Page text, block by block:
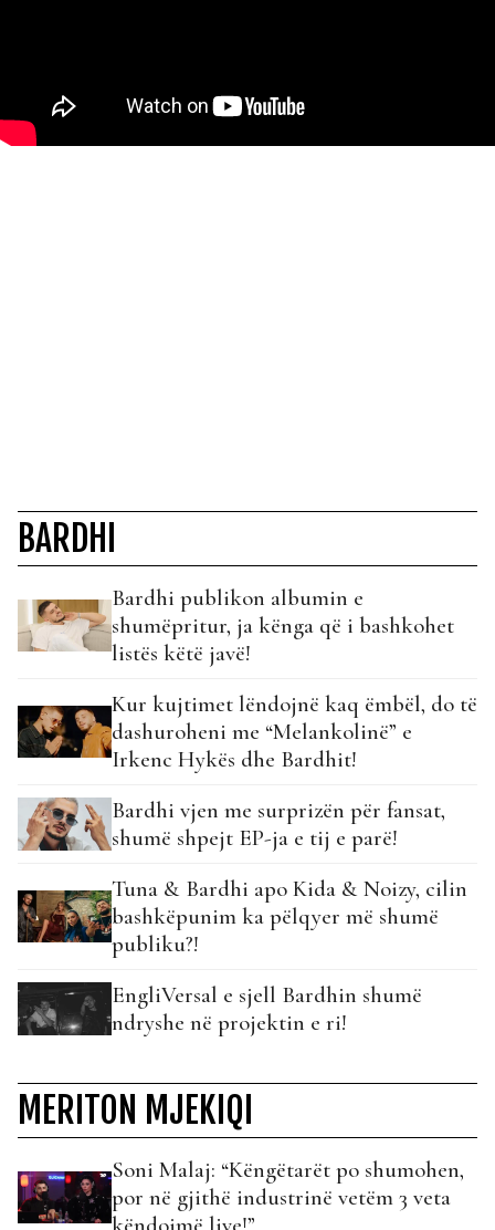
BARDHI
Bardhi publikon albumin e
shumëpritur, ja kënga që i bashkohet
listës këtë javë!
Kur kujtimet lëndojnë kaq ëmbël, do të
dashuroheni me “Melankolinë” e
Irkenc Hykës dhe Bardhit!
Bardhi vjen me surprizën për fansat,
shumë shpejt EP-ja e tij e parë!
Tuna & Bardhi apo Kida & Noizy, cilin
bashkëpunim ka pëlqyer më shumë
publiku?!
EngliVersal e sjell Bardhin shumë
ndryshe në projektin e ri!
MERITON MJEKIQI
Soni Malaj: “Këngëtarët po shumohen,
por në gjithë industrinë vetëm 3 veta